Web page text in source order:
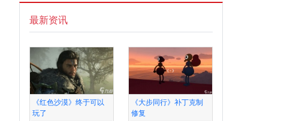
最新资讯
《红色沙漠》终于可以
玩了
《大步同行》补丁克制
修复